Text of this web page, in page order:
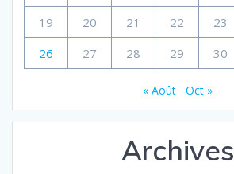
19
20 21 22 23
26
27 28 29 30
« Août Oct »
Archives